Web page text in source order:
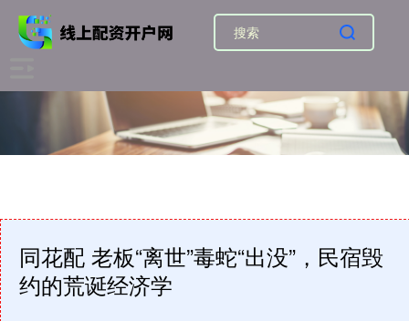
同花配 老板“离世”毒蛇“出没”，民宿毁
约的荒诞经济学